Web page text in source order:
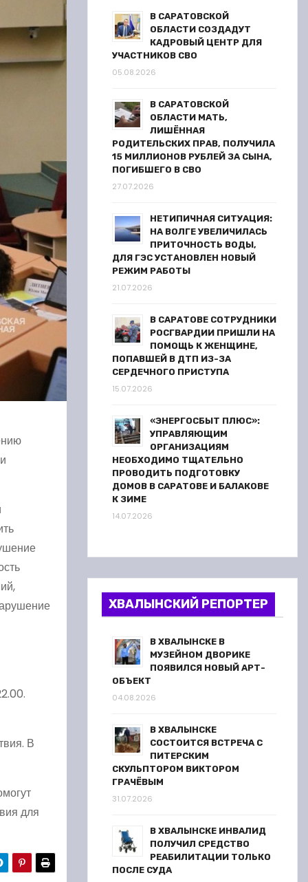
В
для
В САРАТОВСКОЙ
ОБЛАСТИ СОЗДАДУТ
КАДРОВЫЙ ЦЕНТР ДЛЯ
УЧАСТНИКОВ СВО
05.08.2026
В САРАТОВСКОЙ
ОБЛАСТИ МАТЬ,
ЛИШЁННАЯ
РОДИТЕЛЬСКИХ ПРАВ, ПОЛУЧИЛА
15 МИЛЛИОНОВ РУБЛЕЙ ЗА СЫНА,
ПОГИБШЕГО В СВО
27.07.2026
НЕТИПИЧНАЯ СИТУАЦИЯ:
НА ВОЛГЕ УВЕЛИЧИЛАСЬ
ПРИТОЧНОСТЬ ВОДЫ,
ДЛЯ ГЭС УСТАНОВЛЕН НОВЫЙ
РЕЖИМ РАБОТЫ
21.07.2026
В САРАТОВЕ СОТРУДНИКИ
РОСГВАРДИИ ПРИШЛИ НА
ПОМОЩЬ К ЖЕНЩИНЕ,
ПОПАВШЕЙ В ДТП ИЗ-ЗА
СЕРДЕЧНОГО ПРИСТУПА
15.07.2026
«ЭНЕРГОСБЫТ ПЛЮС»:
УПРАВЛЯЮЩИМ
ОРГАНИЗАЦИЯМ
НЕОБХОДИМО ТЩАТЕЛЬНО
ПРОВОДИТЬ ПОДГОТОВКУ
ДОМОВ В САРАТОВЕ И БАЛАКОВЕ
К ЗИМЕ
14.07.2026
ХВАЛЫНСКИЙ РЕПОРТЕР
В ХВАЛЫНСКЕ В
МУЗЕЙНОМ ДВОРИКЕ
ПОЯВИЛСЯ НОВЫЙ АРТ-
ОБЪЕКТ
04.08.2026
В ХВАЛЫНСКЕ
СОСТОИТСЯ ВСТРЕЧА С
ПИТЕРСКИМ
СКУЛЬПТОРОМ ВИКТОРОМ
ГРАЧЁВЫМ
31.07.2026
В ХВАЛЫНСКЕ ИНВАЛИД
ПОЛУЧИЛ СРЕДСТВО
РЕАБИЛИТАЦИИ ТОЛЬКО
ПОСЛЕ СУДА